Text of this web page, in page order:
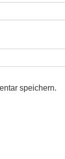
speichern.